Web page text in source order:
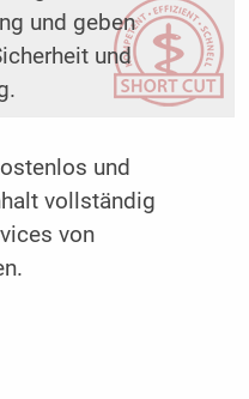
und geben
und
und
vollständig
von